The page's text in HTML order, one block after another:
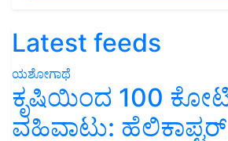
Latest feeds
ಯಶೋಗಾಥೆ
ಕೃಷಿಯಿಂದ 100
ವಹಿವಾಟು: